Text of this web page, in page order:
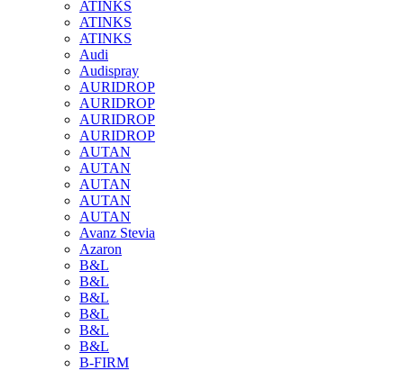
ATINKS
ATINKS
ATINKS
Audi
Audispray
AURIDROP
AURIDROP
AURIDROP
AURIDROP
AUTAN
AUTAN
AUTAN
AUTAN
AUTAN
Avanz Stevia
Azaron
B&L
B&L
B&L
B&L
B&L
B&L
B-FIRM